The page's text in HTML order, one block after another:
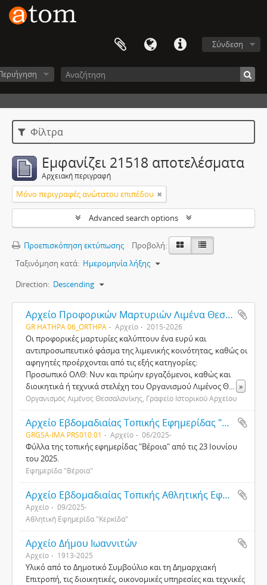
Σύνδεση
Φίλτρα
Εμφανίζει 21518 αποτελέσματα
Αρχειακή περιγραφή
Μόνο περιγραφές ανώτατου επιπέδου
Advanced search options
Προεπισκόπηση εκτύπωσης
Προβολή:
Ταξινόμηση κατά: Ημερομηνία λήξης
Direction: Descending
Αρχείο Προφορικών Μαρτυριών Λιμένα Θεσσαλονίκης
GR HATHPA 06_ORTHPA Αρχείο 2015-2026
Οι προφορικές μαρτυρίες καλύπτουν ένα ευρύ και
αντιπροσωπευτικό φάσμα της λιμενικής κοινότητας, καθώς οι
αφηγητές προέρχονται από τις εξής κατηγορίες:
Προσωπικό ΟΛΘ: Νυν και πρώην εργαζόμενοι, καθώς και
διοικητικά ή τεχνικά στελέχη του Οργανισμού Λιμένος Θ... »
Οργανισμός Λιμένος Θεσσαλονίκης, Γραφείο Ιστορικού Αρχείου
Αρχείο Εβδομαδιαίας Τοπικής Εφημερίδας "Βέροια"
GRGSA-IMA PRS010.01 Αρχείο 06/2025-
Φύλλα της τοπικής εφημερίδας "Βέροια" από τις 23 Ιουνίου
του 2025.
Εφημερίδα "Βέροια"
Αρχείο Εβδομαδιαίας Τοπικής Αθλητικής Εφημερίδας "Κερκίδα"
Αρχείο
09/2025-
Αθλητική Εφημερίδα "Κερκίδα"
Αρχείο Δήμου Ιωαννιτών
Αρχείο 1913-2025
Υλικό από το Δημοτικό Συμβούλιο και τη Δημαρχιακή
Επιτροπή, τις διοικητικές, οικονομικές υπηρεσίες και τεχνικές